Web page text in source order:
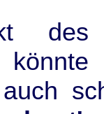
des